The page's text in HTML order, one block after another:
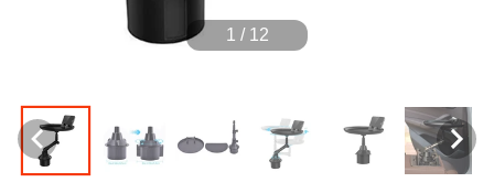
1 / 12